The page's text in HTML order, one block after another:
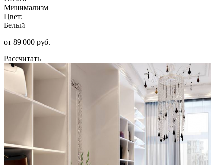
Минимализм
Цвет:
Белый
от 89 000 руб.
Рассчитать